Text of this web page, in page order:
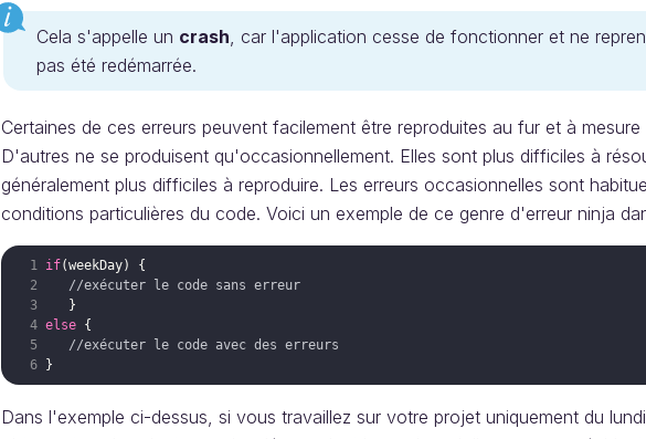
Cela s'appelle un crash, car l'application cesse de fonctionner et ne
pas été redémarrée.
Certaines de ces erreurs peuvent facilement être reproduites au fur et à
D'autres ne se produisent qu'occasionnellement. Elles sont plus difficiles à
généralement plus difficiles à reproduire. Les erreurs occasionnelles sont
conditions particulières du code. Voici un exemple de ce genre d'erreur ninja
if(weekDay
//exécuter le code sans erreur
else
//exécuter le code avec des erreurs
Dans l'exemple ci-dessus, si vous travaillez sur votre projet uniquement du